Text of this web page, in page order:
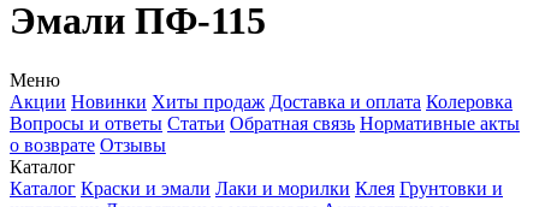
Эмали ПФ-115
Меню
Акции Новинки Хиты продаж Доставка и оплата Колеровка
Вопросы и ответы Статьи Обратная связь Нормативные акты
о возврате Отзывы
Каталог
Каталог Краски и эмали Лаки и морилки Клея Грунтовки и